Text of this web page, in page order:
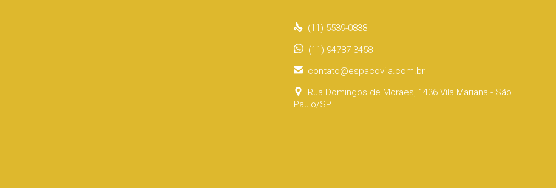
 (11) 5539-0838
(11) 94787-3458
 contato@espacovila.com.br

Rua Domingos de Moraes, 1436 Vila Mariana - São
Paulo/SP